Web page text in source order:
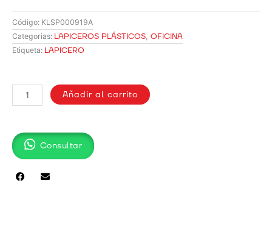
Código: KLSP000919A
Categorias: LAPICEROS PLÁSTICOS, OFICINA
Etiqueta: LAPICERO
PLÁSTICO
/
cantidad
Añadir al carrito
Consultar